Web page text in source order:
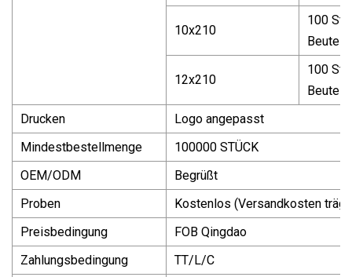
10x210
100
Beutel
12x210
100
Beutel
Drucken
Logo angepasst
Mindestbestellmenge
100000 STÜCK
OEM/ODM
Begrüßt
Proben
Kostenlos (Versandkosten trägt
Preisbedingung
FOB Qingdao
Zahlungsbedingung
TT/L/C